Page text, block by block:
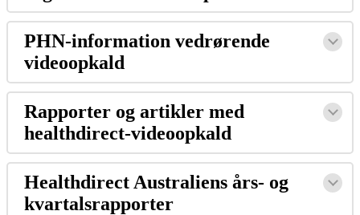
PHN-information vedrørende
videoopkald
Rapporter og artikler med
healthdirect-videoopkald
Healthdirect Australiens års- og
kvartalsrapporter